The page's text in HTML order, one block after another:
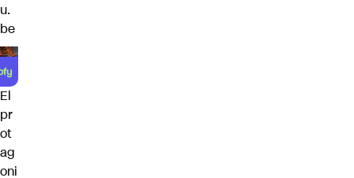
u.
be
El
pr
ot
ag
oni